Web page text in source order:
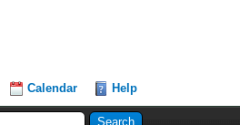
Calendar Help